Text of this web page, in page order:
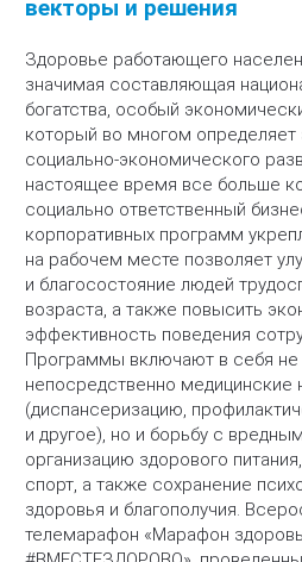
векторы и решения
Здоровье работающего
значимая составляющая
богатства, особый
который во многом определяет
социально-экономического
настоящее время все больше
социально ответственный
корпоративных программ
на рабочем месте позволяет
и благосостояние людей
возраста, а также повысить
эффективность поведения
Программы включают в себя не
непосредственно медицинские
(диспансеризацию,
и другое), но и борьбу с
организацию здорового
спорт, а также сохранение
здоровья и благополучия.
телемарафон «Марафон